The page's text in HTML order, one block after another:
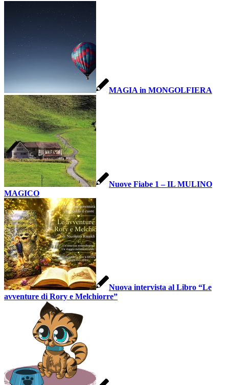
MAGIA in MONGOLFIERA
Nuove Fiabe 1 – IL MULINO
MAGICO
Nuova intervista al Libro “Le
avventure di Rory e Melchiorre”